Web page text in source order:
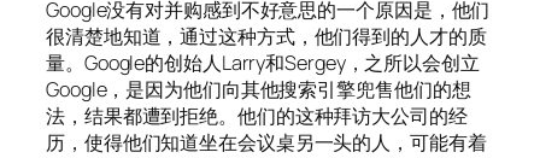
Google没有对并购感到不好意思的一个原因是，他们
很清楚地知道，通过这种方式，他们得到的人才的质
量。Google的创始人Larry和Sergey，之所以会创立
Google，是因为他们向其他搜索引擎兜售他们的想
法，结果都遭到拒绝。他们的这种拜访大公司的经
历，使得他们知道坐在会议桌另一头的人，可能有着